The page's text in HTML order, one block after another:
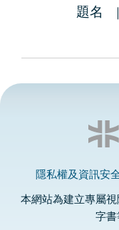
題名
隱私權及資訊安
本網站為建立專屬
字書